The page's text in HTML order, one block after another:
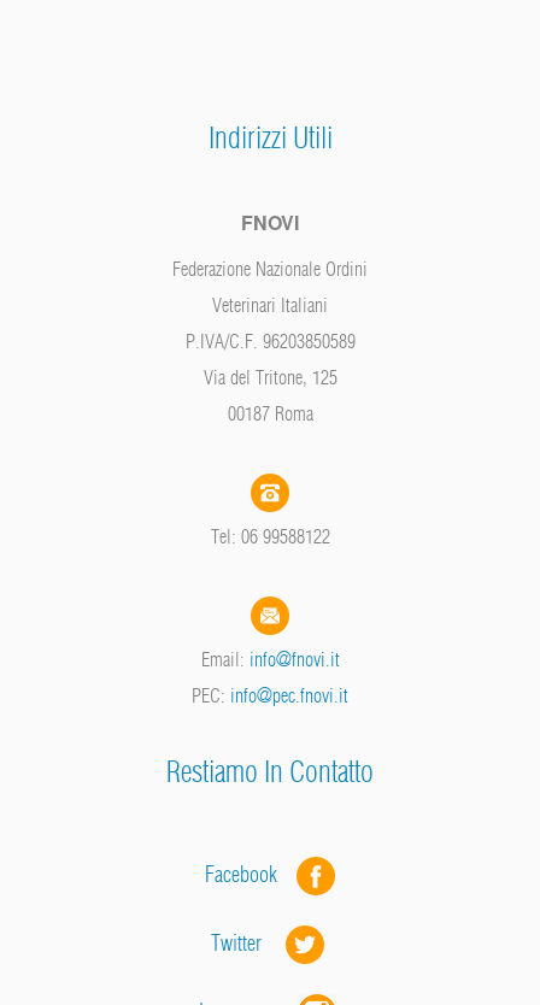
Indirizzi Utili
FNOVI
Federazione Nazionale Ordini
Veterinari Italiani
P.IVA/C.F. 96203850589
Via del Tritone, 125
00187 Roma
Tel: 06 99588122
Email: info@fnovi.it
PEC: info@pec.fnovi.it
Restiamo In Contatto
Facebook
Twitter